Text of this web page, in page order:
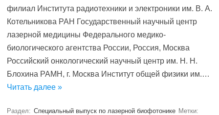
филиал Института радиотехники и электроники им. В. А.
Котельникова РАН Государственный научный центр
лазерной медицины Федерального медико-
биологического агентства России, Россия, Москва
Российский онкологический научный центр им. Н. Н.
Блохина РАМН, г. Москва Институт общей физики им.…
Читать далее »
Раздел: Специальный выпуск по лазерной биофотонике Метки: